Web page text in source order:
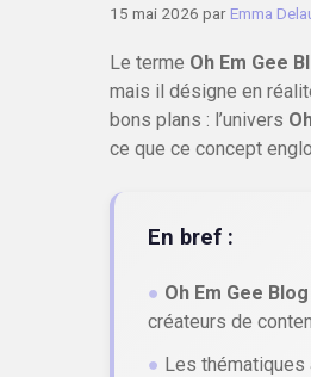
15 mai 2026 par Emma
Le terme Oh Em Gee
mais il désigne en
bons plans : l’univers
ce que ce concept
En bref :
● Oh Em Gee Blog
créateurs de
● Les thématiques